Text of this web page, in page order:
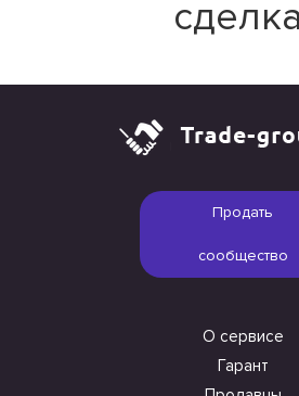
Продать
сообщество
О сервисе
Гарант